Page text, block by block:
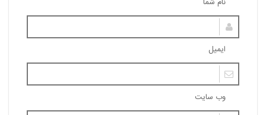
ایمیل
وب سایت